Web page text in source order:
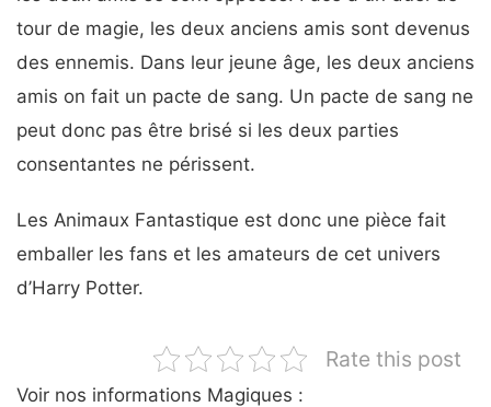
tour de magie, les deux anciens amis sont devenus
des ennemis. Dans leur jeune âge, les deux anciens
amis on fait un pacte de sang. Un pacte de sang ne
peut donc pas être brisé si les deux parties
consentantes ne périssent.
Les Animaux Fantastique est donc une pièce fait
emballer les fans et les amateurs de cet univers
d’Harry Potter.
Rate this post
Voir nos informations Magiques :